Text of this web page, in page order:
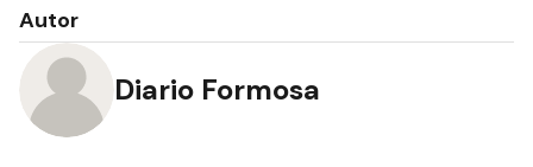
Autor
Diario Formosa